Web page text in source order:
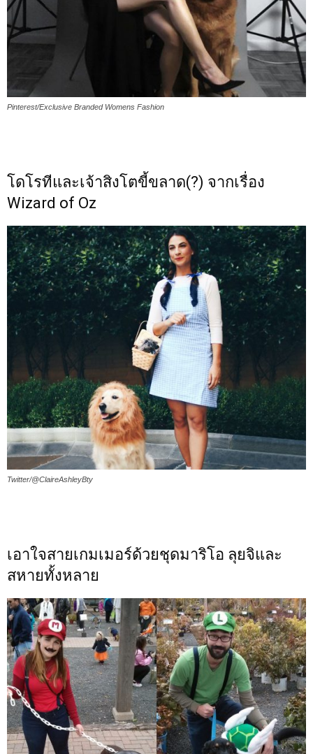
Pinterest/Exclusive Branded Womens Fashion
โดโรทีและเจ้าสิงโตขี้ขลาด(?) จากเรื่อง
Wizard of Oz
Twitter/@ClaireAshleyBty
เอาใจสายเกมเมอร์ด้วยชุดมาริโอ ลุยจิและ
สหายทั้งหลาย